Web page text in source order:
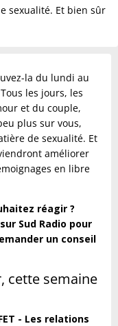
sexualité. Et bien sûr
la du lundi au
les jours, les
et du couple,
plus sur vous,
de sexualité. Et
améliorer
en libre
réagir ?
Sud Radio pour
un conseil
cette semaine
- Les relations